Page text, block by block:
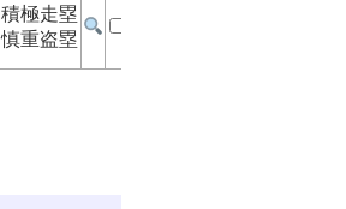
積極走塁
慎重盗塁